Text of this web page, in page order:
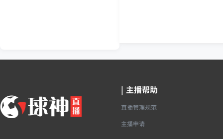
| 主播帮助
直播管理规范
主播申请